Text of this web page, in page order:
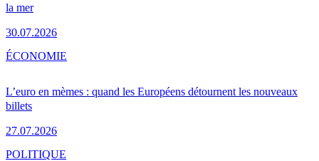
la mer
30.07.2026
L’euro en mèmes : quand les Européens détournent les nouveaux
billets
27.07.2026
ÉCONOMIE
POLITIQUE